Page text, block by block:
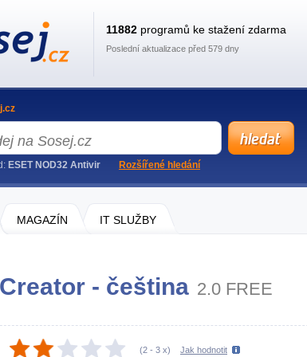
MAGAZÍN IT SLUŽBY
- čeština 2.0 FREE
(2 - 3 x) Jak hodnotit
11882 programů ke stažení zdarma
Poslední aktualizace před 579 dny
ESET NOD32 Antivir Rozšířené hledání